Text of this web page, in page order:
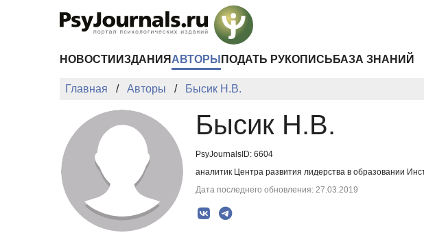
НОВОСТИ ИЗДАНИЯ АВТОРЫ ПОДАТЬ РУКОПИСЬ БАЗА ЗНАНИЙ
Главная Авторы Бысик Н.В.
Бысик Н.В.
PsyJournalsID: 6604
аналитик Центра развития лидерства в образовании
Дата последнего обновления: 27.03.2019